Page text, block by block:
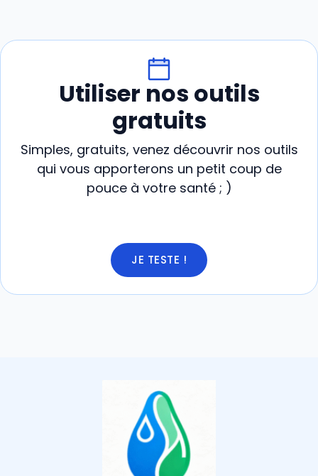
Utiliser nos outils
gratuits
Simples, gratuits, venez découvrir nos outils
qui vous apporterons un petit coup de
pouce à votre santé ; )
JE TESTE !